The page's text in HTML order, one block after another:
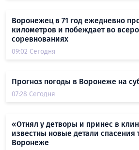
Воронежец в 71 год ежедневно
километров и побеждает во
соревнованиях
09:02 Сегодня
Прогноз погоды в Воронеже на
07:28 Сегодня
«Отнял у детворы и принес в
известны новые детали спасения
Воронеже